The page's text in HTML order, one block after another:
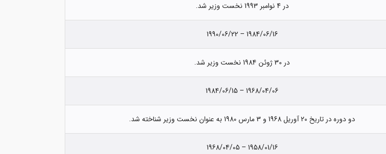
در 4 نوامبر 1993 نخست وزیر شد.
1984/06/16 – 1990/06/22
در 30 ژوئن 1984 نخست وزیر شد.
1968/04/06 – 1984/06/15
دو دوره در تاریخ 20 آوریل 1968 و 3 مارس 1980 به عنوان نخست وزیر شناخته شد.
1958/01/16 – 1968/04/05